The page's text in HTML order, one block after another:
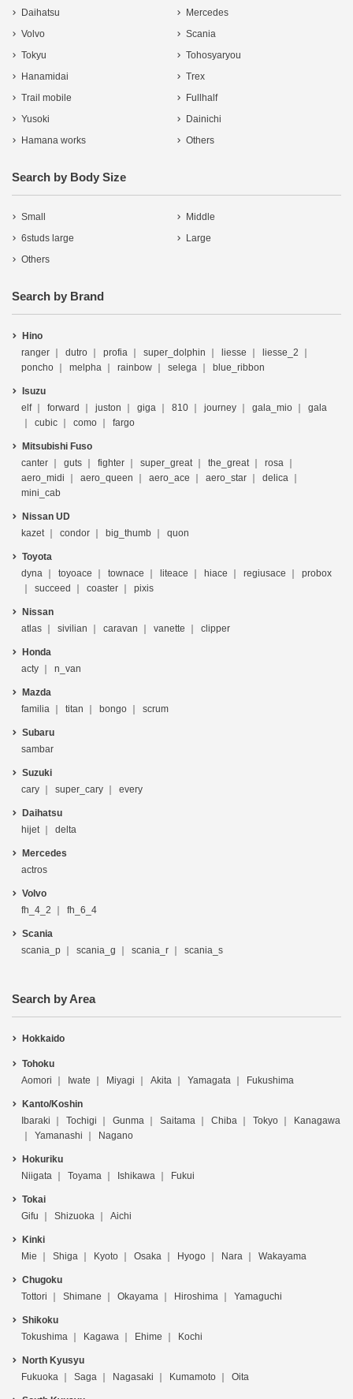
Daihatsu
Mercedes
Volvo
Scania
Tokyu
Tohosyaryou
Hanamidai
Trex
Trail mobile
Fullhalf
Yusoki
Dainichi
Hamana works
Others
Search by Body Size
Small
Middle
6studs large
Large
Others
Search by Brand
Hino
ranger
dutro profia super_dolphin liesse
liesse_2
poncho
melpha rainbow selega blue_ribbon
Isuzu
elf
forward juston giga 810 journey gala_mio
gala
cubic
como fargo
Mitsubishi Fuso
canter
guts fighter super_great the_great
rosa
aero_midi
aero_queen aero_ace aero_star
delica
mini_cab
Nissan UD
kazet
condor big_thumb quon
Toyota
dyna
toyoace townace liteace hiace regiusace
probox
succeed
coaster pixis
Nissan
atlas
sivilian caravan vanette clipper
Honda
acty
n_van
Mazda
familia
titan bongo scrum
Subaru
sambar
Suzuki
cary
super_cary every
Daihatsu
hijet
delta
Mercedes
actros
Volvo
fh_4_2
fh_6_4
Scania
scania_p
scania_g scania_r scania_s
Search by Area
Hokkaido
Tohoku
Aomori
Iwate Miyagi Akita Yamagata Fukushima
Kanto/Koshin
Ibaraki
Tochigi Gunma Saitama Chiba Tokyo
Kanagawa
Yamanashi
Nagano
Hokuriku
Niigata
Toyama Ishikawa Fukui
Tokai
Gifu
Shizuoka Aichi
Kinki
Mie
Shiga Kyoto Osaka Hyogo Nara Wakayama
Chugoku
Tottori
Shimane Okayama Hiroshima Yamaguchi
Shikoku
Tokushima
Kagawa Ehime Kochi
North Kyusyu
Fukuoka
Saga Nagasaki Kumamoto Oita